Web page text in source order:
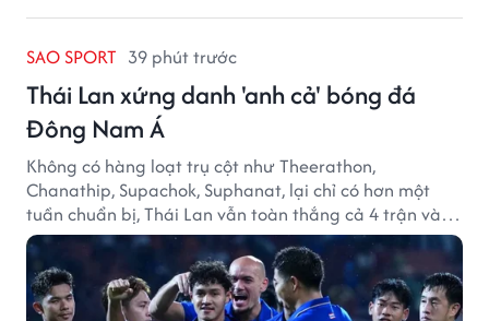
SAO SPORT 39 phút trước
Thái Lan xứng danh 'anh cả' bóng đá
Đông Nam Á
Không có hàng loạt trụ cột như Theerathon,
Chanathip, Supachok, Suphanat, lại chỉ có hơn một
tuần chuẩn bị, Thái Lan vẫn toàn thắng cả 4 trận và
giữ sạch lưới tại AFF Cup 2026.